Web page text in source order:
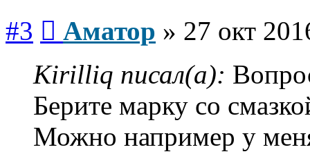
#3 Аматор » 27 окт
Kirilliq писал(а):
Берите марку со
Можно например у